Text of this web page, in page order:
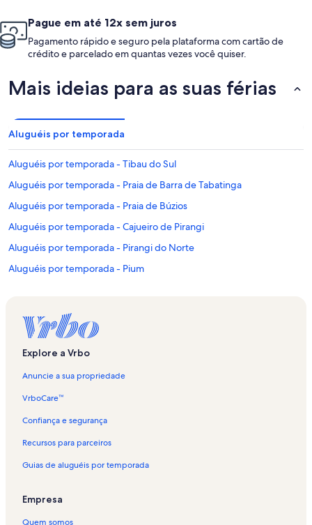
Pague em até 12x sem juros
Pagamento rápido e seguro pela plataforma com cartão de
crédito e parcelado em quantas vezes você quiser.
Mais ideias para as suas férias
Aluguéis por temporada
Aluguéis por temporada - Tibau do Sul
Aluguéis por temporada - Praia de Barra de Tabatinga
Aluguéis por temporada - Praia de Búzios
Aluguéis por temporada - Cajueiro de Pirangi
Aluguéis por temporada - Pirangi do Norte
Aluguéis por temporada - Pium
Aluguéis por temporada - Cotovelo
Aluguéis por temporada - Pirangi do Sul
Aluguéis por temporada - Alcaçus
Aluguéis por temporada - Senador Georgino Avelino
Aluguéis por temporada - Praia de Pirangi
Aluguéis por temporada - Lagoa de Carcara
Aluguéis por temporada - Ponta Negra
Aluguéis por temporada - Praia de Barreta
Explore a Vrbo
Anuncie a sua propriedade
VrboCare™
Confiança e segurança
Recursos para parceiros
Guias de aluguéis por temporada
Empresa
Quem somos